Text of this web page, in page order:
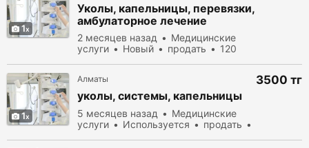
1
Уколы, капельницы, перевязки,
амбулаторное лечение
2 месяцев назад
Медицинские
услуги
Новый продать
120
1
Алматы
уколы, системы, капельницы
5 месяцев назад
Медицинские
услуги
Используется
продать
3500 тг